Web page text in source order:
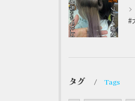
タグ Tags